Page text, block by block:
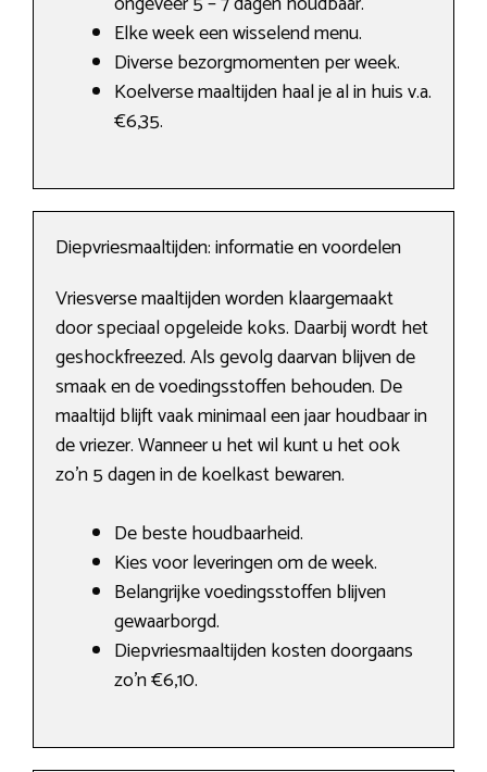
Elke week een wisselend menu.
Diverse bezorgmomenten per week.
Koelverse maaltijden haal je al in huis v.a.
€6,35.
Diepvriesmaaltijden: informatie en voordelen
Vriesverse maaltijden worden klaargemaakt
door speciaal opgeleide koks. Daarbij wordt het
geshockfreezed. Als gevolg daarvan blijven de
smaak en de voedingsstoffen behouden. De
maaltijd blijft vaak minimaal een jaar houdbaar in
de vriezer. Wanneer u het wil kunt u het ook
zo’n 5 dagen in de koelkast bewaren.
De beste houdbaarheid.
Kies voor leveringen om de week.
Belangrijke voedingsstoffen blijven
gewaarborgd.
Diepvriesmaaltijden kosten doorgaans
zo’n €6,10.